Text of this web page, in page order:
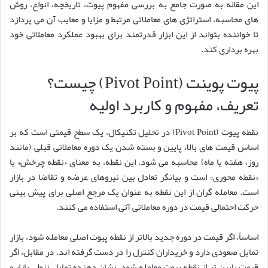
این مقاله به صورت جامع به بررسی مفهوم پیوت، تاریخچه، انواع، روش
های محاسبه، استراتژی های معاملاتی مرتبط و مزایا و معایب آن می پردازد
تا خواننده بتواند از این ابزار قدرتمند برای بهبود عملکرد معاملاتی خود
بهره برداری کند.
پیوت پوینت (Pivot Point) چیست؟
تعریف، مفهوم و کاربرد اولیه
نقطه پیوت (Pivot Point) در تحلیل تکنیکال، یک سطح قیمتی است که بر
اساس قیمت های بالا، پایین و بسته شدن یک دوره معاملاتی قبلی (مانند
روز، هفته یا ماه) محاسبه می شود. این نقطه، به معنای «نقطه چرخش» یا
«نقطه محوری» است و بیانگر تعادل بین نیروهای عرضه و تقاضا در بازار
است. معامله گران از این نقطه به عنوان یک مرجع اصلی برای پیش بینی
حرکت احتمالی قیمت در دوره معاملاتی آتی استفاده می کنند.
اساساً، اگر قیمت در دوره جدید بالاتر از نقطه پیوت اصلی معامله شود، بازار
تمایل صعودی دارد و خریداران کنترل را در دست گرفته اند. در مقابل، اگر